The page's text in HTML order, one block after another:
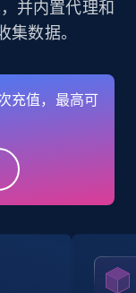
Is
Is
并内置代理和
集数据。
充值，最高可